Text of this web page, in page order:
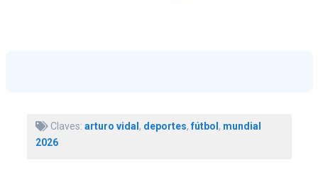
Claves: arturo vidal , deportes,fútbol , mundial
2026